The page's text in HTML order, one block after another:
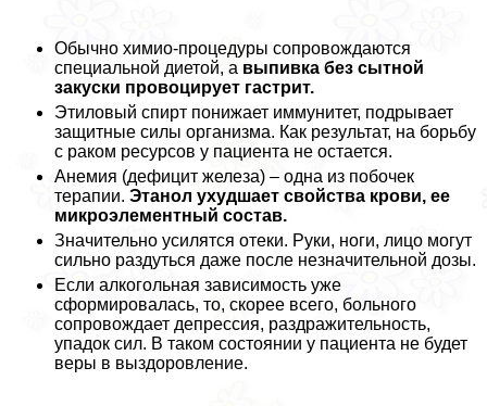
Обычно химио-процедуры сопровождаются
специальной диетой, а выпивка без сытной
закуски провоцирует гастрит.
Этиловый спирт понижает иммунитет, подрывает
защитные силы организма. Как результат, на борьбу
с paком ресурсов у пациента не остается.
Анемия (дефицит железа) – одна из побочек
терапии. Этанол ухудшает свойства крови, ее
микроэлементный состав.
Значительно усилятся отеки. Руки, ноги, лицо могут
сильно раздуться даже после незначительной дозы.
Если алкогольная зависимость уже
сформировалась, то, скорее всего, больного
сопровождает депрессия, раздражительность,
упадок сил. В таком состоянии у пациента не будет
веры в выздоровление.